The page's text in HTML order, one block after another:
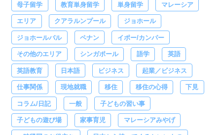
母子留学 教育単身留学 単身留学 マレーシア
エリア クアラルンプール ジョホール
ジョホールバル ペナン イポー/カンパー
その他のエリア シンガポール 語学 英語
英語教育 日本語 ビジネス 起業／ビジネス
仕事関係 現地就職 移住 移住の心得 下見
コラム/日記 一般 子どもの習い事
子どもの遊び場 家事育児 マレーシアみやげ